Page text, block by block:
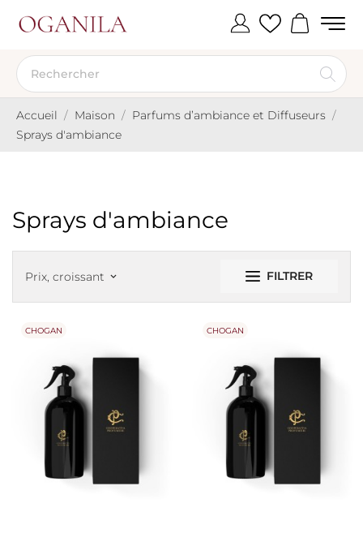
Accueil Maison
Parfums d’ambiance et Diffuseurs
Sprays d'ambiance
Sprays d'ambiance
Prix, croissant keyboard_arrow_down FILTRER
CHOGAN CHOGAN